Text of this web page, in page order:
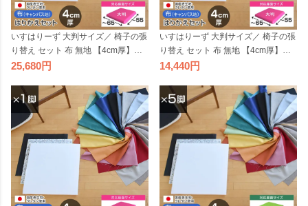
いすはりーず 大判サイズ／ 椅子の張
り替え セット 布 無地 【4cm厚】【4
脚分】キャンバス 布地 生地 キット
国産 修理 椅子 張替え はりかえ 貼り
替え
25,680
いすはりーず 大判サイズ／ 椅子の張
り替え セット 布 無地 【4cm厚】【2
脚分】キャンバス 布地 生地 キット
国産 修理 椅子 張替え はりかえ 貼り
替え
14,440